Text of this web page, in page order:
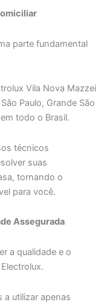
parte fundamental
Vila Nova Mazzei
Paulo, Grande São
todo o Brasil.
técnicos
suas
tornando o
para você.
Assegurada
a qualidade e o
utilizar apenas